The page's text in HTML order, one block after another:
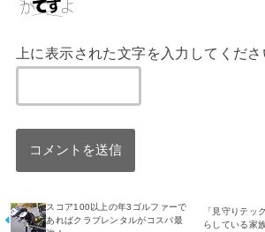
上に表示された文字を入力してくださ
スコア100以上の年3ゴルファーで
あればクラブレンタルがコスパ最
「見守りテッ
らしている家